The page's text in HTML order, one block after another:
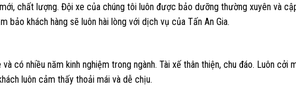
chất lượng. Đội xe của chúng tôi luôn được bảo dưỡng thường xuyên và
bảo khách hàng sẽ luôn hài lòng với dịch vụ của Tấn An Gia.
có nhiều năm kinh nghiệm trong ngành. Tài xế thân thiện, chu đáo. Luôn cởi
luôn cảm thấy thoải mái và dễ chịu.